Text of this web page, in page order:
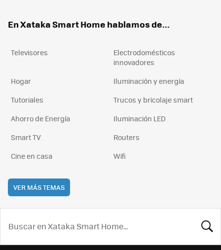
En Xataka Smart Home hablamos de...
Televisores
Electrodomésticos
innovadores
Hogar
Iluminación y energía
Tutoriales
Trucos y bricolaje smart
Ahorro de Energía
Iluminación LED
Smart TV
Routers
Cine en casa
Wifi
VER MÁS TEMAS